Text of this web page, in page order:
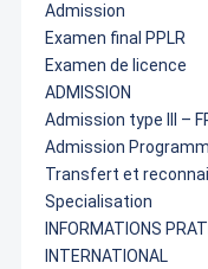
Admission
Examen final PPLR
Examen de licence
ADMISSION
Admission type III –
Admission
Transfert et
Specialisation
INFORMATIONS
INTERNATIONAL